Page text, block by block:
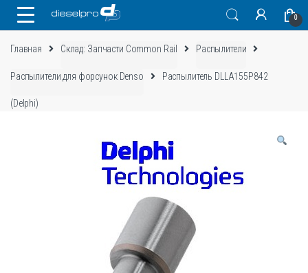
0
Главная Склад: Запчасти Common Rail Распылители
Распылители для форсунок Denso Распылитель DLLA155P842
(Delphi)